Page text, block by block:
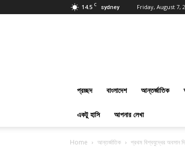
14.5 C sydney Friday, August 7,
Bangla
প্রচ্ছদ বাংলাদেশ আন্তর্জাতিক
একটু হাসি আপনার লেখা
Home আন্তর্জাতিক প্রথম বিশ্বযুদ্ধের অবসান